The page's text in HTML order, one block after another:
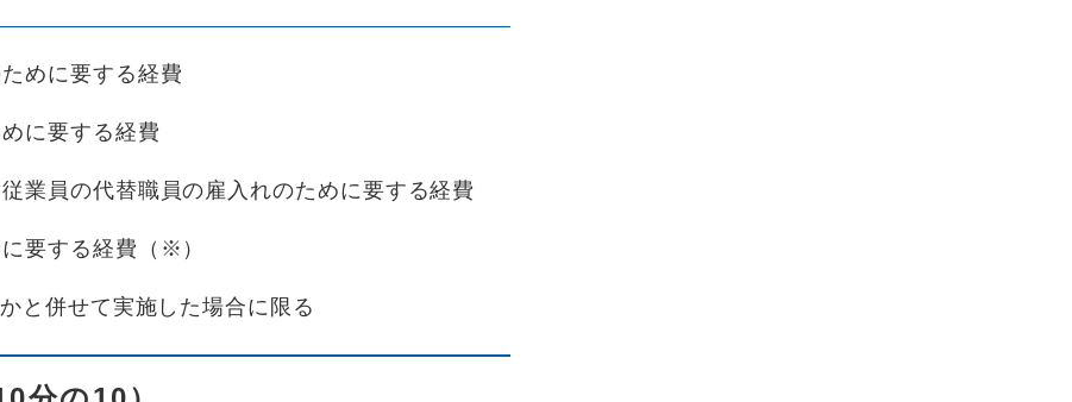
めに要する経費
に要する経費
員の代替職員の雇入れのために要する経費
要する経費（※）
せて実施した場合に限る